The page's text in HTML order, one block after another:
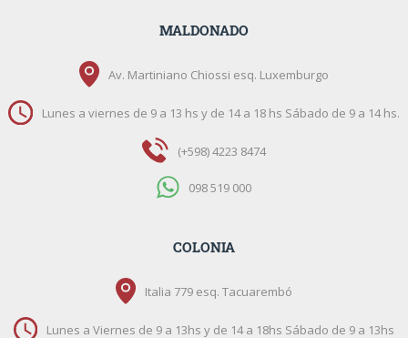
MALDONADO
Av. Martiniano Chiossi esq. Luxemburgo
Lunes a viernes de 9 a 13 hs y de 14 a 18 hs Sábado de 9 a 14 hs.
(+598) 4223 8474
098 519 000
COLONIA
Italia 779 esq. Tacuarembó
Lunes a Viernes de 9 a 13hs y de 14 a 18hs Sábado de 9 a 13hs